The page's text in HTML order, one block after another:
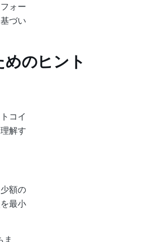
ォー
づい
のヒント
コイ
解す
額の
最小